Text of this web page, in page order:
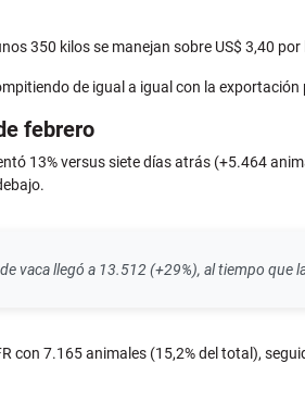
350 kilos se manejan sobre US$ 3,40
de igual a igual con la exportación
febrero
13% versus siete días atrás (+5.464
vaca llegó a 13.512 (+29%), al tiempo
7.165 animales (15,2% del total),